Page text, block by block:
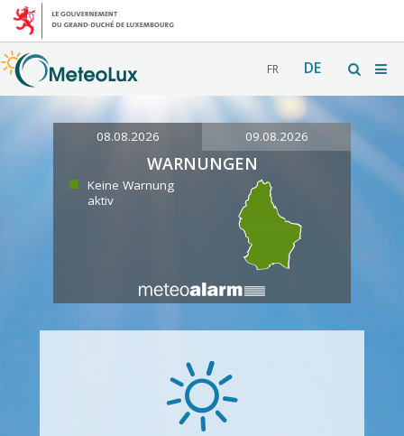
FR DE
08.08.2026 09.08.2026
WARNUNGEN
Keine Warnung
aktiv